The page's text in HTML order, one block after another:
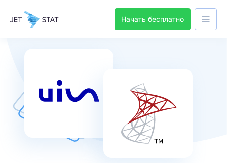
Начать бесплатно